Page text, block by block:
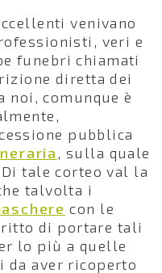
venivano
veri e
funebri chiamati
diretta dei
comunque è
pubblica
, sulla quale
tale corteo val la
talvolta i
con le
di portare tali
lo più a quelle
aver ricoperto